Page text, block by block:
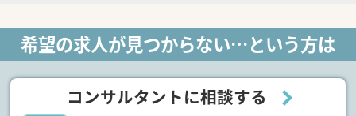
希望の求人が見つからない…という方は
コンサルタントに相談する